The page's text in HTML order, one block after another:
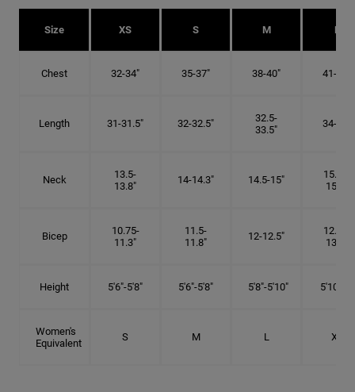
Size XS S M L
Chest 32-34" 35-37" 38-40" 41-43"
Length 31-31.5" 32-32.5"
32.5-
33.5"
34-35"
Neck
13.5-
13.8"
14-14.3" 14.5-15"
15.25-
15.5"
Bicep
10.75-
11.3"
11.5-
11.8"
12-12.5"
12.75-
13.3"
Height 5'6"-5'8" 5'6"-5'8" 5'8"-5'10" 5'10"- 6'
Women's
Equivalent
S M L XL